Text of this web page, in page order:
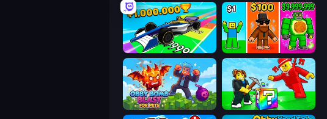
Obby Car Challenge: Drive Obby Brainrot Merge
Obby Bomb Blast For Pets